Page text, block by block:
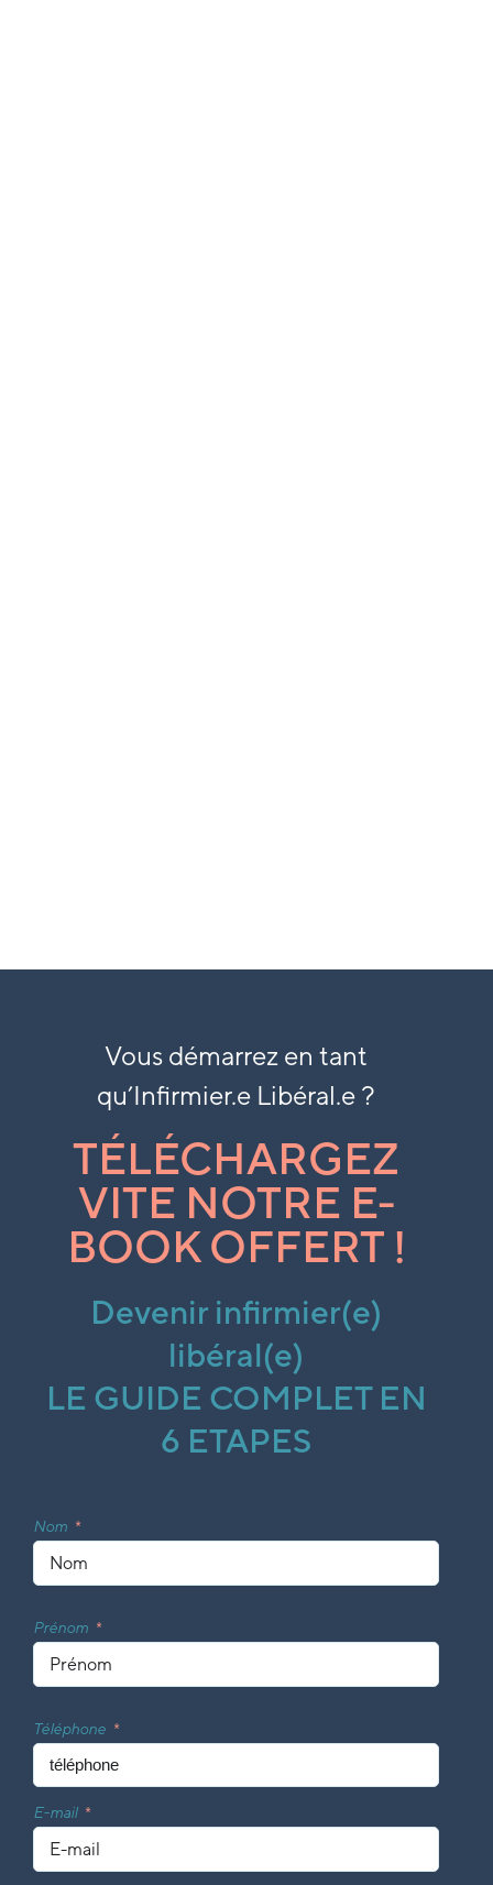
Vous démarrez en tant
qu’Infirmier.e Libéral.e ?
TÉLÉCHARGEZ
VITE NOTRE E-
BOOK OFFERT !
Devenir infirmier(e)
libéral(e)
LE GUIDE COMPLET EN
6 ETAPES
Nom
Prénom
Téléphone
E-mail